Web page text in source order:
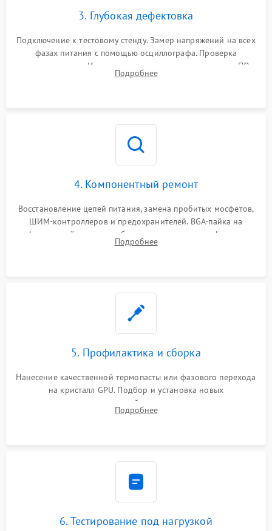
3. Глубокая дефектовка
Подключение к тестовому стенду. Замер напряжений на всех
фазах питания с помощью осциллографа. Проверка
инициализации. Использование специализированного ПО
MATS
Подробнее
4. Компонентный ремонт
Восстановление цепей питания, замена пробитых мосфетов,
ШИМ-контроллеров и предохранителей. BGA-пайка на
инфракрасной станции реболлинг или замена графического
чипа и дефектной памяти GDDR. Прошивка BIOS
Подробнее
5. Профилактика и сборка
Нанесение качественной термопасты или фазового перехода
на кристалл GPU. Подбор и установка новых
термопрокладок правильной толщины на память и цепи
питания. Монтаж радиатора и бэкплейта, подключение и
Подробнее
6. Тестирование под нагрузкой